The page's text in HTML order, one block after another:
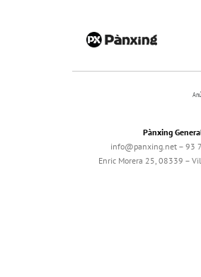
Pànxing
info@panxing.net – 93
Enric Morera 25, 08339 –